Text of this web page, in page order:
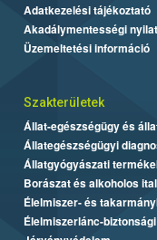
Adatkezelési tájékoztató
Akadálymentességi
Üzemeltetési információ
Szakterületek
Állat-egészségügy és
Állategészségügyi
Állatgyógyászati
Borászat és alkoholos
Élelmiszer- és
Élelmiszerlánc-